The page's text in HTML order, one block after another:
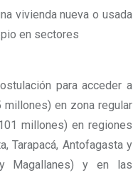
vivienda nueva o usada
en sectores
para acceder a
en zona regular
millones) en regiones
Tarapacá, Antofagasta y
Magallanes) y en las